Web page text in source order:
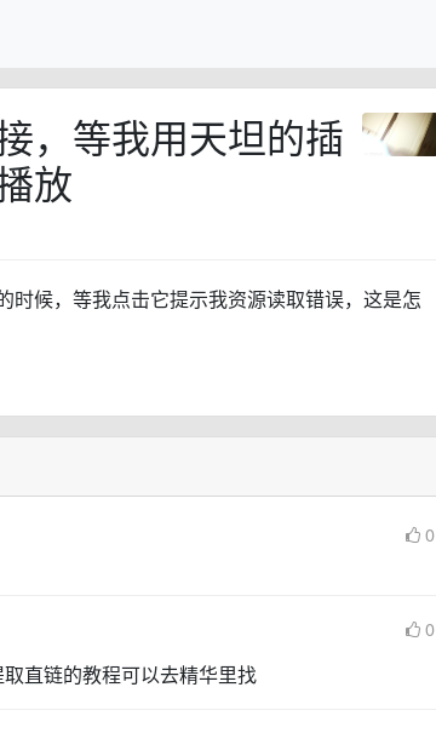
，等我用天坦的插
放
候，等我点击它提示我资源读取错误，这是怎
0
0
直链的教程可以去精华里找